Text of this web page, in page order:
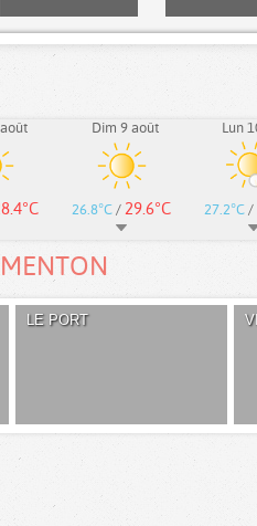
Dim 9 août
26.8°C / 29.6°C
Lun
27.2°C /
LE PORT